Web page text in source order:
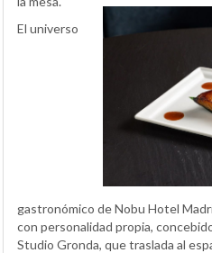
El universo
gastronómico de Nobu Hotel
con personalidad propia,
Studio Gronda, que traslada al